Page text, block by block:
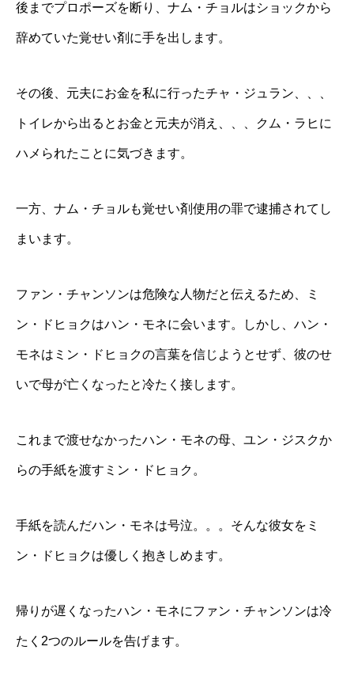
後までプロポーズを断り、ナム・チョルはショックから
辞めていた覚せい剤に手を出します。
その後、元夫にお金を私に行ったチャ・ジュラン、、、
トイレから出るとお金と元夫が消え、、、クム・ラヒに
ハメられたことに気づきます。
一方、ナム・チョルも覚せい剤使用の罪で逮捕されてし
まいます。
ファン・チャンソンは危険な人物だと伝えるため、ミ
ン・ドヒョクはハン・モネに会います。しかし、ハン・
モネはミン・ドヒョクの言葉を信じようとせず、彼のせ
いで母が亡くなったと冷たく接します。
これまで渡せなかったハン・モネの母、ユン・ジスクか
らの手紙を渡すミン・ドヒョク。
手紙を読んだハン・モネは号泣。。。そんな彼女をミ
ン・ドヒョクは優しく抱きしめます。
帰りが遅くなったハン・モネにファン・チャンソンは冷
たく2つのルールを告げます。